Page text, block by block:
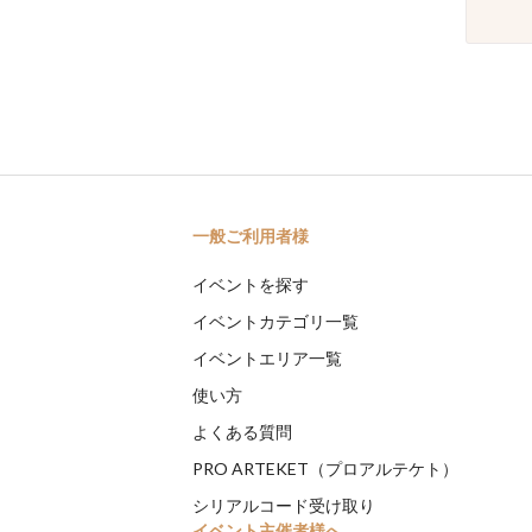
一般ご利用者様
イベントを探す
イベントカテゴリ一覧
イベントエリア一覧
使い方
よくある質問
PRO ARTEKET（プロアルテケト）
シリアルコード受け取り